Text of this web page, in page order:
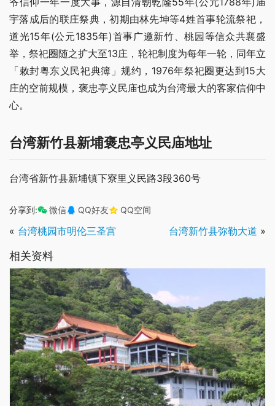
宇落成后的联庄祭典，初期由林先坤等4姓首事轮流祭祀，
道光15年(公元1835年)首事广邀新竹、桃园等信众共襄盛
举，祭祀圈随之扩大至13庄，轮祀制度为每年一轮，同年立
「敕封粤东义民祀典簿」规约，1976年祭祀圈更达到15大
庄的空前规模，褒忠亭义民庙也成为台湾最大的客家信仰中
心。
台湾新竹县新埔褒忠亭义民庙地址
台湾省新竹县新埔镇下寮里义民路3段360号
分享到: 微信 QQ好友 QQ空间
« 台湾桃园市明伦三圣宫 台湾新竹县弥勒大道 »
相关资料